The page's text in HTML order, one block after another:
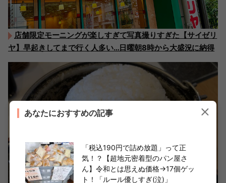
店舗限定モーニングが楽しすぎて写真撮りすぎた【サイゼリ
ヤ】早起きしてまで行く人多い…日曜朝8時から大盛況に納得
あなたにおすすめの記事
「税込190円で詰め放題」って正
気！？【超地元密着型のパン屋さ
ん】令和とは思えぬ価格→17個ゲッ
ト！「ルール優しすぎ(泣)」